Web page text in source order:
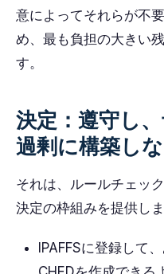
意によってそれらが不
め、最も負担の大きい
す。
決定：遵守し
過剰に構築し
それは、ルールチェッ
決定の枠組みを提供しま
IPAFFSに登録して